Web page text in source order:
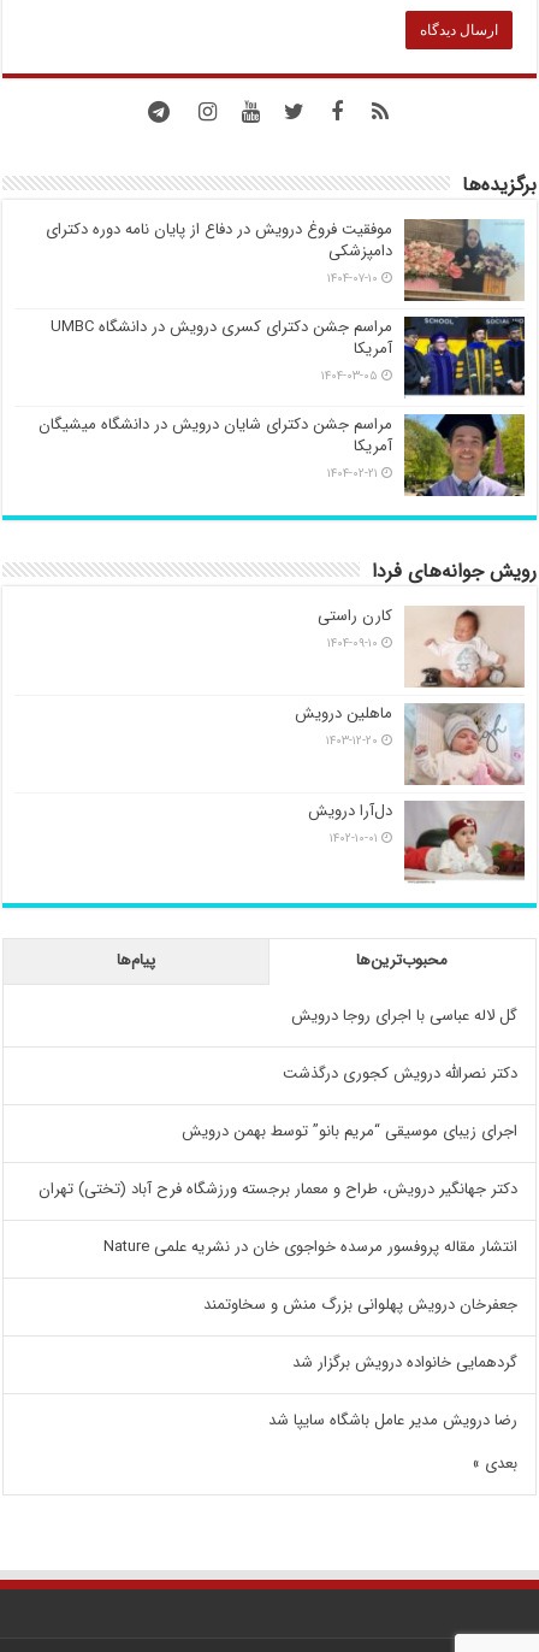
برگزیده‌ها
موفقیت فروغ درویش در دفاع از پایان نامه دوره دکترای
دامپزشکی
۱۴۰۴-۰۷-۱۰
مراسم جشن دکترای کسری درویش در دانشگاه UMBC
آمریکا
۱۴۰۴-۰۳-۰۵
مراسم جشن دکترای شایان درویش در دانشگاه میشیگان
آمریکا
۱۴۰۴-۰۲-۲۱
رویش جوانه‌های فردا
کارن راستی
۱۴۰۴-۰۹-۱۰
ماهلین درویش
۱۴۰۳-۱۲-۲۰
دل‌آرا درویش
۱۴۰۲-۱۰-۰۱
محبوب‌ترین‌ها پیام‌ها
گل لاله عباسی با اجرای روجا درویش
دکتر نصرالله درویش کجوری درگذشت
اجرای زیبای موسیقی “مریم بانو” توسط بهمن درویش
دکتر جهانگیر درویش، طراح و معمار برجسته ورزشگاه فرح آباد (تختی) تهران
انتشار مقاله پروفسور مرسده خواجوی خان در نشریه علمی Nature
جعفرخان درویش پهلوانی بزرگ منش و سخاوتمند
گردهمایی خانواده درویش برگزار شد
رضا درویش مدیر عامل باشگاه سایپا شد
بعدی »